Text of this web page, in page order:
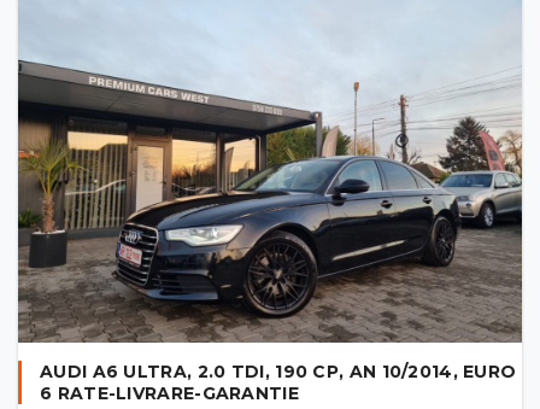
AUDI A6 ULTRA, 2.0 TDI, 190 CP, AN 10/2014, EURO
6 RATE-LIVRARE-GARANTIE